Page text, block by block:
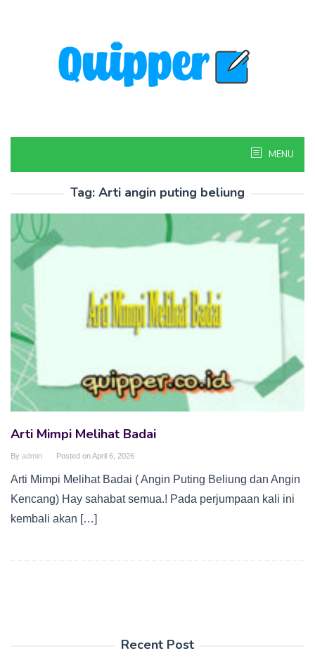
MENU
Tag: Arti angin puting beliung
Arti Mimpi Melihat Badai
By admin Posted onApril 6, 2026
Arti Mimpi Melihat Badai ( Angin Puting Beliung dan Angin
Kencang) Hay sahabat semua.! Pada perjumpaan kali ini
kembali akan […]
Recent Post